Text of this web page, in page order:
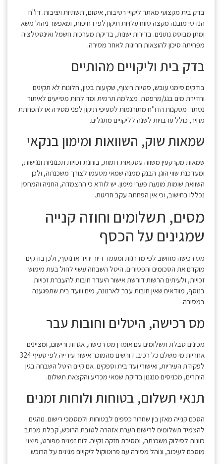
בדק בית מקצועי מאתר ליקויי רטיבות, איטום, תשתיות ויציבות. דו"ח
הנדסי מובנה מקצה טווח עלויות תיקון לפי דחיפות, ומאפשר ניהול משא
ומתן מבוסס נתונים. בדירות ישנות, בדיקת מערכות חשמל ואינסטלציה
מפחיתה סיכון להוצאות חריגות לאחר מסירה.
בדק בית וליקויים מהותיים
בודקים סימני עובש, סטיות ריצוף, שקיעות בטון, חלונות לא תקינים
וחדירת מים בגג/מרפסת. מצלמה תרמית ומד לחות מסייעים לאיתור
נסתר. מסקנות הדו"ח מתורגמות לסעיפי תיקון לפני מסירה או להפחתת
מחיר, כולל ערבויות לשנה לליקויים מתגלים.
שמאות שוק, השוואות ומימון בנקאי
שמאות מקרקעין משווה עסקאות דומות, בוחנת זכויות תכנוניות ונגישות,
ומעדכנת שווי הוגן. הבנק ממנה שמאי מטעמו לצורך משכנתה, ולכן
השוואת שומות מונעת פערי מימון. יש לוודא כי ההצמדה, החניה והמחסן
נכללו בחישוב, וכי אין הפחתה עקב חריגות.
מסים, תשלומים וחוזה קנייה
שמגינים על הכסף
מס רכישה מחושב לפי מדרגות ומעמד דיור יחיד או נוסף, ולכן בודקים
מוקדם את הסכומים והפטורים. היטל השבחה עשוי לחול בעת מימוש
זכויות, ולעיתים הרשות דורשת אישור היעדר חובות להעברת זכויות.
בנוסף, מוודאים שאין חובות עבר לארנונה, מים ווועד בית שתפגענה
במסירה.
מס רכישה, היטלים וחובות עבר
מכינים טבלת תשלומים עם אומדן מס רכישה, אגרות ורישום, ומציינים
אחריות מי משלם כל רכיב. דורשים מהמוכר אישור עירייה לפי סעיף 324
לפקודת העיריות, ואישורי ועד בית וספקים. אם קיים היטל השבחה בגין
היתרים, מכניסים מנגנון בדיקת שמאי מכריע והקצאת תשלום.
תנאי תשלום, בטוחות ולוחות זמנים
הסכם קנייה מאזן בין שחרור כספים לבטוחות ולמסמכי רישום. נוהגים
להצמיד תשלומים לרישום הערת אזהרה לטובת הרוכש, קבלת מכתב
כוונות לסילוק משכנתה, ומסירת חזקה נקייה. לוח זמנים מפורט, פיצוי
מוסכם לעיכוב, ונוהל מסירה עם פרוטוקול ליקויים מגינים על הרוכש.